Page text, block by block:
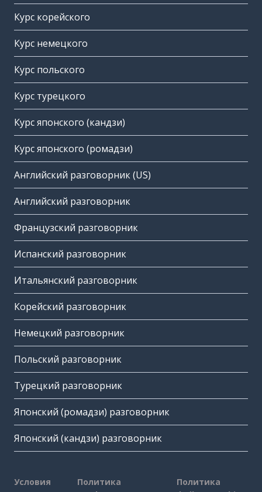
Курс корейского
Курс немецкого
Курс польского
Курс турецкого
Курс японского (кандзи)
Курс японского (ромадзи)
Английский разговорник (US)
Английский разговорник
Французский разговорник
Испанский разговорник
Итальянский разговорник
Корейский разговорник
Немецкий разговорник
Польский разговорник
Турецкий разговорник
Японский (ромадзи) разговорник
Японский (кандзи) разговорник
Условия
Политика
Политика